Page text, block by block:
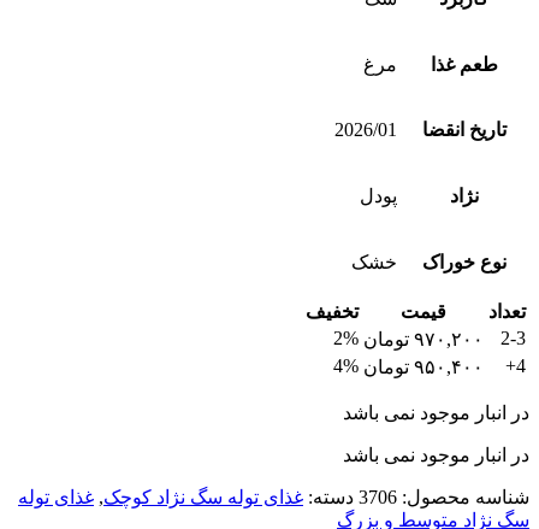
طعم غذا مرغ
تاریخ انقضا 2026/01
نژاد پودل
نوع خوراک خشک
تعداد قیمت
تخفیف
2-3
۹۷۰,۲۰۰ تومان 2%
4+
۹۵۰,۴۰۰ تومان 4%
در انبار موجود نمی باشد
در انبار موجود نمی باشد
شناسه محصول: 3706 دسته: غذای توله سگ نژاد کوچک, غذای توله
سگ نژاد متوسط و بزرگ